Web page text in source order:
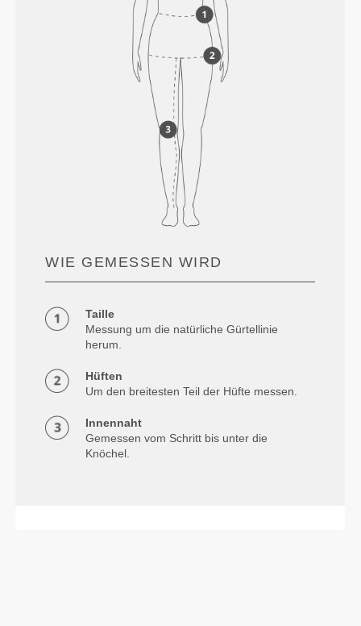
WIE GEMESSEN WIRD
Taille
Messung um die natürliche Gürtellinie
herum.
Hüften
Um den breitesten Teil der Hüfte messen.
Innennaht
Gemessen vom Schritt bis unter die
Knöchel.